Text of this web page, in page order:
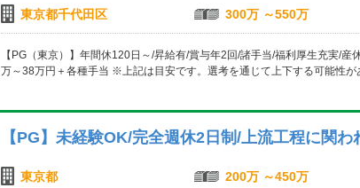
東京都千代田区 300万 ～550万
【PG（東京）】年間休120日～/昇給有/賞与年2回/諸手当/福利厚生充実/
万～38万円＋各種手当 ※上記は目安です。選考を通じて上下する可能性
【PG】未経験OK/完全週休2日制/上流工程に関
東京都 200万 ～450万